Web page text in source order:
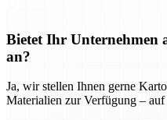
Bietet Ihr Unternehmen
an?
Ja, wir stellen Ihnen gerne
Materialien zur Verfügung –